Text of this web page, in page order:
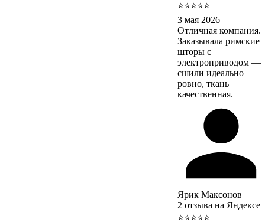
⭐⭐⭐⭐⭐
3 мая 2026
Отличная компания.
Заказывала римские
шторы с
электроприводом —
сшили идеально
ровно, ткань
качественная.
Ярик Максонов
2 отзыва на Яндексе
⭐⭐⭐⭐⭐